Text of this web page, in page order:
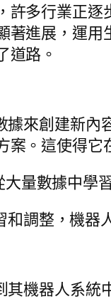
許多行業正
著進展，運
道路。
據來創建新
案。這使得
大量數據中學
和調整，機器
機器人系